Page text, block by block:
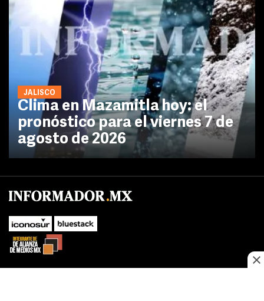
JALISCO
Clima en Mazamitla hoy: el
pronóstico para el viernes 7 de
agosto de 2026